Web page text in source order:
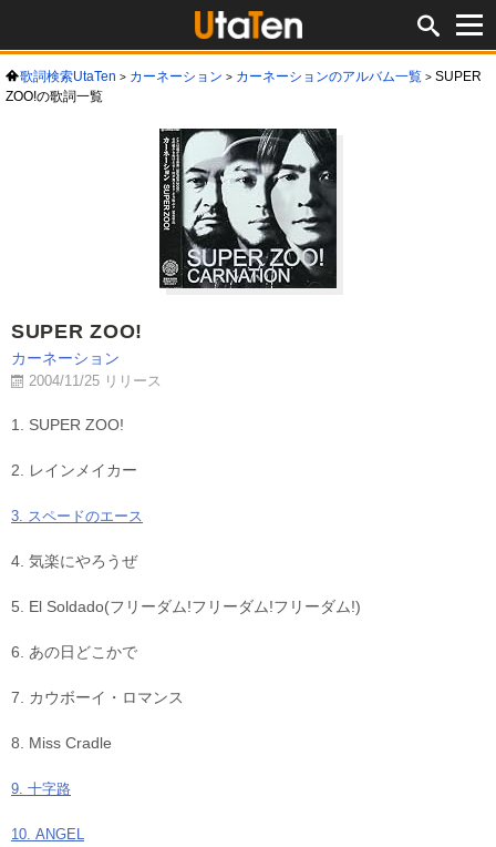
歌詞検索UtaTen カーネーション カーネーションのアルバム一覧
SUPER
ZOO!の歌詞一覧
SUPER ZOO!
カーネーション
2004/11/25 リリース
1. SUPER ZOO!
2. レインメイカー
3. スペードのエース
4. 気楽にやろうぜ
5. El Soldado(フリーダム!フリーダム!フリーダム!)
6. あの日どこかで
7. カウボーイ・ロマンス
8. Miss Cradle
9. 十字路
10. ANGEL